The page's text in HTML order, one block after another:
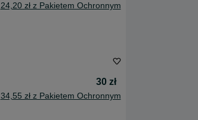
24,20 zł z Pakietem Ochronnym
30 zł
34,55 zł z Pakietem Ochronnym